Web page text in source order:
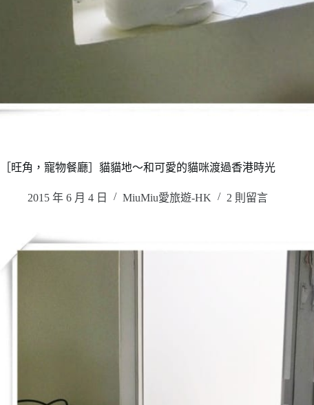
［旺角，寵物餐廳］貓貓地～和可愛的貓咪渡過香港時光
2015 年 6 月 4 日 MiuMiu愛旅遊-HK 2 則留言